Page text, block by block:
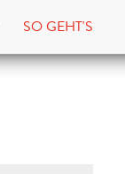
SO GEHT'S